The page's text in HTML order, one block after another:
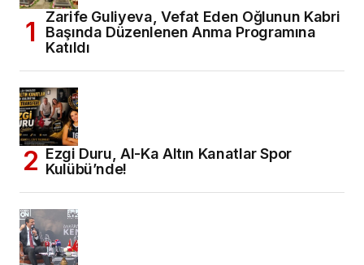
Zarife Guliyeva, Vefat Eden Oğlunun Kabri
Başında Düzenlenen Anma Programına
Katıldı
Ezgi Duru, Al-Ka Altın Kanatlar Spor
Kulübü’nde!